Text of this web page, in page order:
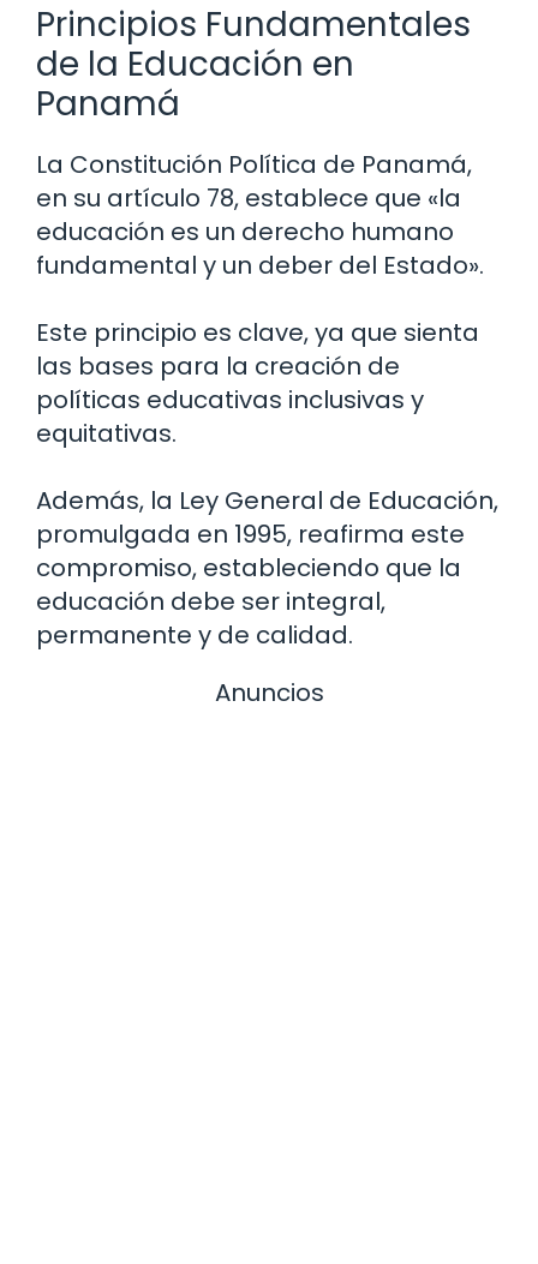
Principios Fundamentales
de la Educación en
Panamá
La Constitución Política de Panamá,
en su artículo 78, establece que «la
educación es un derecho humano
fundamental y un deber del Estado».
Este principio es clave, ya que sienta
las bases para la creación de
políticas educativas inclusivas y
equitativas.
Además, la Ley General de Educación,
promulgada en 1995, reafirma este
compromiso, estableciendo que la
educación debe ser integral,
permanente y de calidad.
Anuncios